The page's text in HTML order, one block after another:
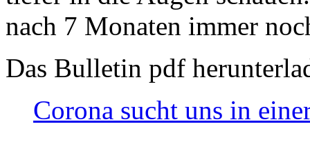
nach 7 Monaten immer
Das Bulletin pdf
Corona sucht uns in